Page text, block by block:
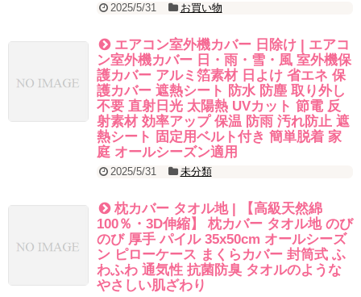
2025/5/31 お買い物
エアコン室外機カバー 日除け | エアコ
ン室外機カバー 日・雨・雪・風 室外機保
護カバー アルミ箔素材 日よけ 省エネ 保
護カバー 遮熱シート 防水 防塵 取り外し
不要 直射日光 太陽熱 UVカット 節電 反
射素材 効率アップ 保温 防雨 汚れ防止 遮
熱シート 固定用ベルト付き 簡単脱着 家
庭 オールシーズン適用
2025/5/31 未分類
枕カバー タオル地 | 【高級天然綿
100％・3D伸縮】 枕カバー タオル地 のび
のび 厚手 パイル 35x50cm オールシーズ
ン ピローケース まくらカバー 封筒式 ふ
わふわ 通気性 抗菌防臭 タオルのような
やさしい肌ざわり